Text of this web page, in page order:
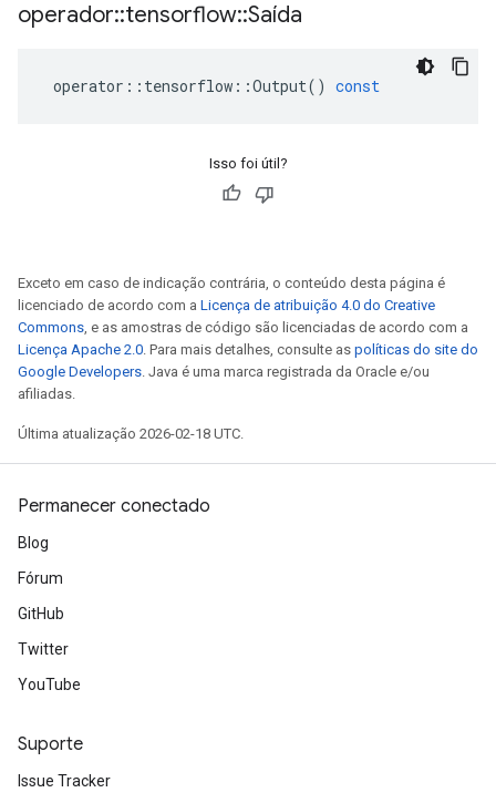
operador::tensorflow::Saída
operator :: tensorflow ::Output() const
Isso foi útil?
Exceto em caso de indicação contrária, o conteúdo desta página é
licenciado de acordo com a Licença de atribuição 4.0 do Creative
Commons, e as amostras de código são licenciadas de acordo com a
Licença Apache 2.0. Para mais detalhes, consulte as políticas do site do
Google Developers. Java é uma marca registrada da Oracle e/ou
afiliadas.
Última atualização 2026-02-18 UTC.
Permanecer conectado
Blog
Fórum
GitHub
Twitter
YouTube
Suporte
Issue Tracker